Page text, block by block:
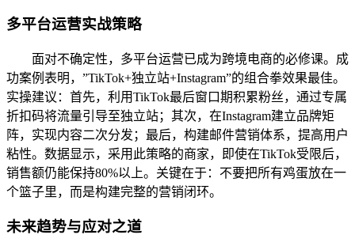
多平台运营实战策略
面对不确定性，多平台运营已成为跨境电商的必修课。成
功案例表明，”TikTok+独立站+Instagram”的组合拳效果最佳。
实操建议：首先，利用TikTok最后窗口期积累粉丝，通过专属
折扣码将流量引导至独立站；其次，在Instagram建立品牌矩
阵，实现内容二次分发；最后，构建邮件营销体系，提高用户
粘性。数据显示，采用此策略的商家，即使在TikTok受限后，
销售额仍能保持80%以上。关键在于：不要把所有鸡蛋放在一
个篮子里，而是构建完整的营销闭环。
未来趋势与应对之道